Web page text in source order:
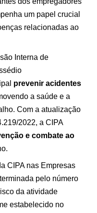
um papel crucial
relacionadas ao
Interna de
prevenir acidentes
a saúde e a
Com a atualização
2022, a CIPA
e combate ao
CIPA nas Empresas
pelo número
da atividade
estabelecido no